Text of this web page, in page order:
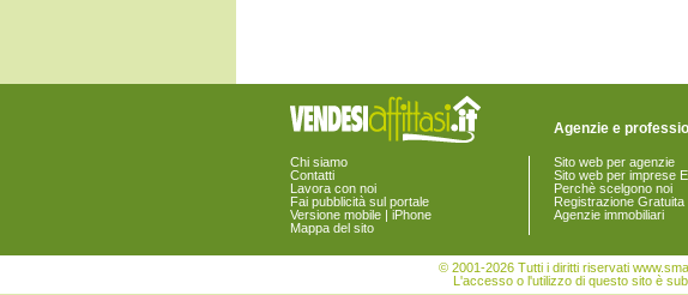
San Donà di Piave
San Michele al Tagliamento
Santa Maria di Sala
Santo Stino di Livenza
Chi siamo
Contatti
Lavora con noi
Fai pubblicità sul portale
Versione mobile | iPhone
Mappa del sito
Agenzie e
Sito web per agenzie
Sito web per imprese
Perchè scelgono noi
Registrazione Gratuita
Agenzie immobiliari
© 2001-2026 Tutti i diritti riservati
L'accesso o l'utilizzo di questo sito è